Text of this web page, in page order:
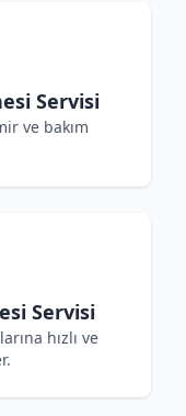
Servisi
ve bakım
Servisi
hızlı ve